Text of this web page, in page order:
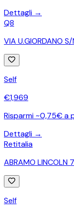
Dettagli →
Q8
VIA U.GIORDANO
Self
€1,969
Risparmi ~0,75€ a
Dettagli →
Retitalia
ABRAMO LINCOLN
Self